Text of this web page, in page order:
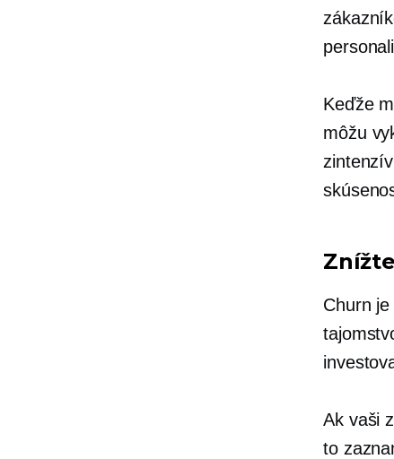
Keďže
môžu
Churn
Ak vaši
to